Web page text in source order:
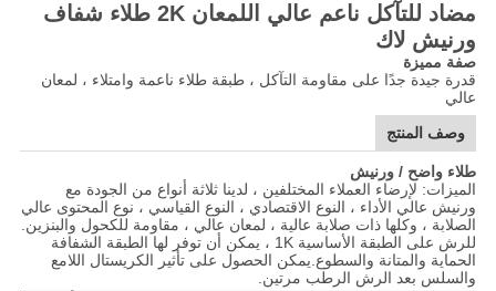
مضاد للتآكل ناعم عالي اللمعان 2K طلاء شفاف
ورنيش لاك
صفة مميزة
قدرة جيدة جدًا على مقاومة التآكل ، طبقة طلاء ناعمة وامتلاء ، لمعان
عالي
وصف المنتج
طلاء واضح / ورنيش
الميزات: لإرضاء العملاء المختلفين ، لدينا ثلاثة أنواع من الجودة مع
ورنيش عالي الأداء ، النوع الاقتصادي ، النوع القياسي ، نوع المحتوى عالي
الصلابة ، وكلها ذات صلابة عالية ، لمعان عالي ، مقاومة للكحول والبنزين.
للرش على الطبقة الأساسية 1K ، يمكن أن توفر لها الطبقة الشفافة
الحماية والمتانة والسطوع.يمكن الحصول على تأثير الكريستال اللامع
والسلس بعد الرش الرطب مرتين.